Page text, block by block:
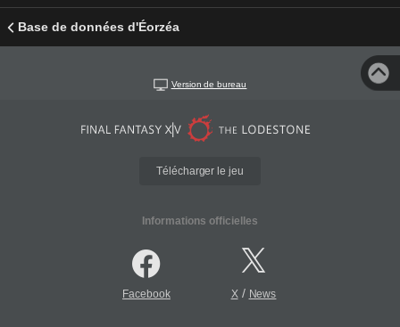
Base de données d'Éorzéa
Version de bureau
Télécharger le jeu
Informations officielles
Facebook X/ News